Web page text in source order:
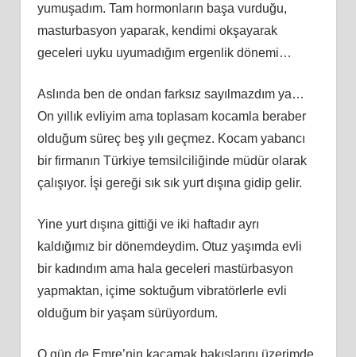
yumuşadım. Tam hormonların başa vurduğu,
masturbasyon yaparak, kendimi okşayarak
geceleri uyku uyumadığım ergenlik dönemi…
Aslında ben de ondan farksız sayılmazdım ya…
On yıllık evliyim ama toplasam kocamla beraber
olduğum süreç beş yılı geçmez. Kocam yabancı
bir firmanın Türkiye temsilciliğinde müdür olarak
çalışıyor. İşi gereği sık sık yurt dışına gidip gelir.
Yine yurt dışına gittiği ve iki haftadır ayrı
kaldığımız bir dönemdeydim. Otuz yaşımda evli
bir kadındım ama hala geceleri mastürbasyon
yapmaktan, içime soktuğum vibratörlerle evli
olduğum bir yaşam sürüyordum.
O gün de Emre’nin kaçamak bakışlarını üzerimde